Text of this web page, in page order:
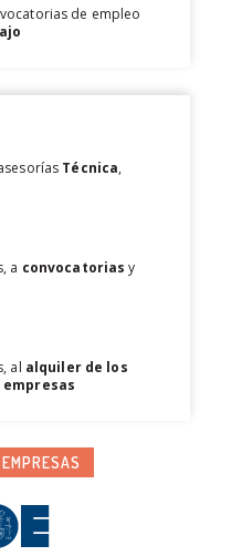
de empleo
Técnica,
a convocatoriasy
al alquiler de los
EMPRESAS